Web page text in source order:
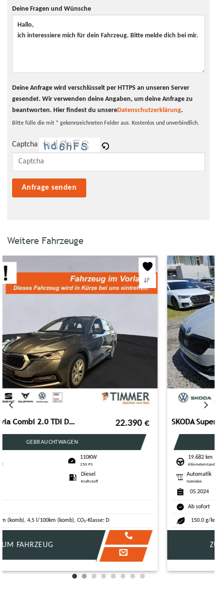
Klimaanlage
Innentyp
Pannenhilfe Pannenkit
Deine Fragen und Wünsche
Deine Anfrage wird verschlüsselt per HTTPS an unseren Server
gesendet. Wir verwenden deine Angaben, um deine Anfrage zu
beantworten. Hier findest du unsereDatenschutzerklärung.
Bitte fülle die mit * gekennzeichneten Felder aus. Kostenlos und unverbindlich.
Bitte lasse dieses Feld leer.
Captcha
Weitere Fahrzeuge
SKODA Superb Combi 2.0 TDI DSG SPORTLINE +AHK +MATRIX 38.990€
150.0 g/km (komb), 5,8 l/100km (komb), CO₂-Klasse: E
ZUM FAHRZEUG